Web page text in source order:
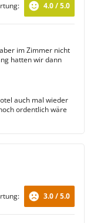
4.0 / 5.0
im Zimmer nicht
hatten wir dann
auch mal wieder
ordentlich wäre
3.0 / 5.0